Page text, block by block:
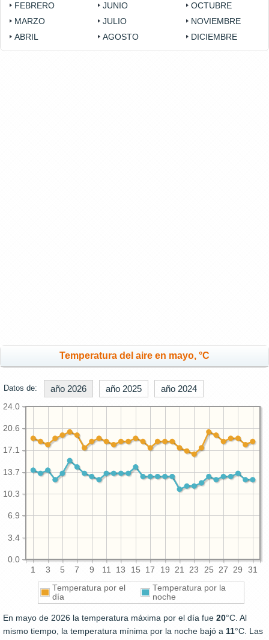
FEBRERO
MARZO
ABRIL
JUNIO
JULIO
AGOSTO
OCTUBRE
NOVIEMBRE
DICIEMBRE
Temperatura del aire en mayo, °C
Datos de: año 2026 año 2025 año 2024
1 3 5 7 9 11 13 15 17 19 21 23 25 27 29 31
0.0
3.4
6.9
10.3
13.7
17.1
20.6
24.0
Temperatura por el
día
Temperatura por la
noche
En mayo de 2026 la temperatura máxima por el día fue 20°C. Al
mismo tiempo, la temperatura mínima por la noche bajó a 11°C. Las